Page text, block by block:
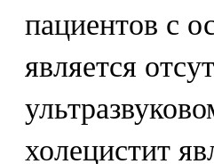
пациентов с
является
холецистит